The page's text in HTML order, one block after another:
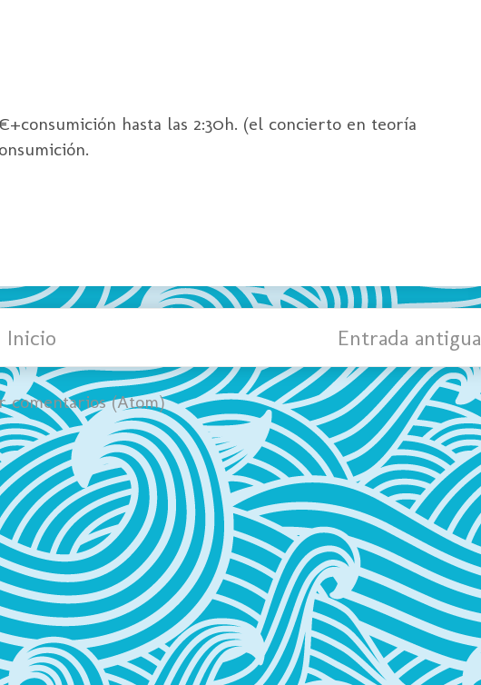
hasta las 2:30h. (el concierto en teoría
Entrada antigua
Inicio
comentarios (Atom)